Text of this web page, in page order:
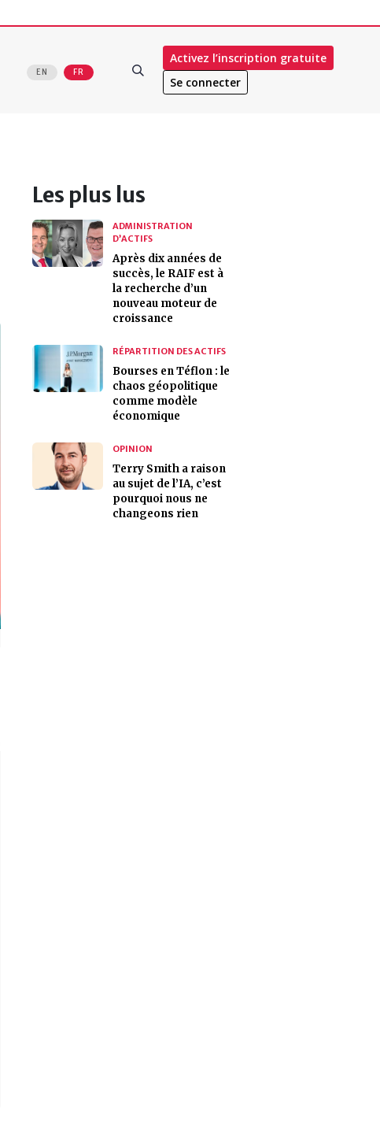
EN FR
Activez l’inscription gratuite
Se connecter
Les plus lus
ADMINISTRATION
D’ACTIFS
Après dix années de
succès, le RAIF est à
la recherche d’un
nouveau moteur de
croissance
RÉPARTITION DES ACTIFS
Bourses en Téflon : le
chaos géopolitique
comme modèle
économique
OPINION
Terry Smith a raison
au sujet de l’IA, c’est
pourquoi nous ne
changeons rien